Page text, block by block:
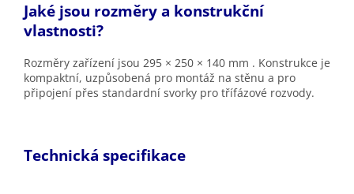
Jaké jsou rozměry a konstrukční
vlastnosti?
Rozměry zařízení jsou 295 × 250 × 140 mm . Konstrukce je
kompaktní, uzpůsobená pro montáž na stěnu a pro
připojení přes standardní svorky pro třífázové rozvody.
Technická specifikace